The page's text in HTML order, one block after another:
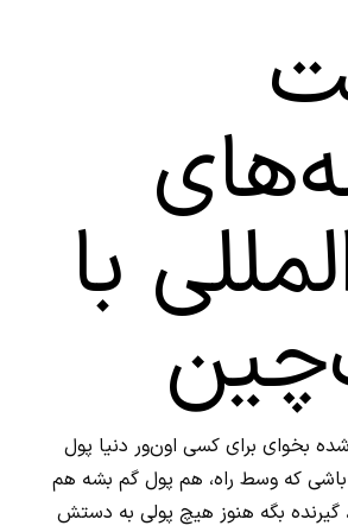
با
شده بخوای برای کسی اون‌ور دنیا پول
باشی که وسط راه، هم پول گم بشه هم
گیرنده بگه هنوز هیچ پولی به دستش